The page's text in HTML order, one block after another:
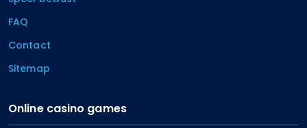
FAQ
Contact
Sitemap
Online casino games